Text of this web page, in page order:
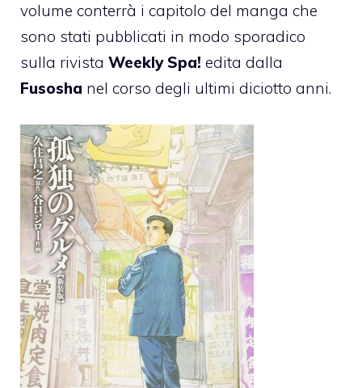
volume conterrà i capitolo del manga che
sono stati pubblicati in modo sporadico
sulla rivista Weekly Spa! edita dalla
Fusosha nel corso degli ultimi diciotto anni.